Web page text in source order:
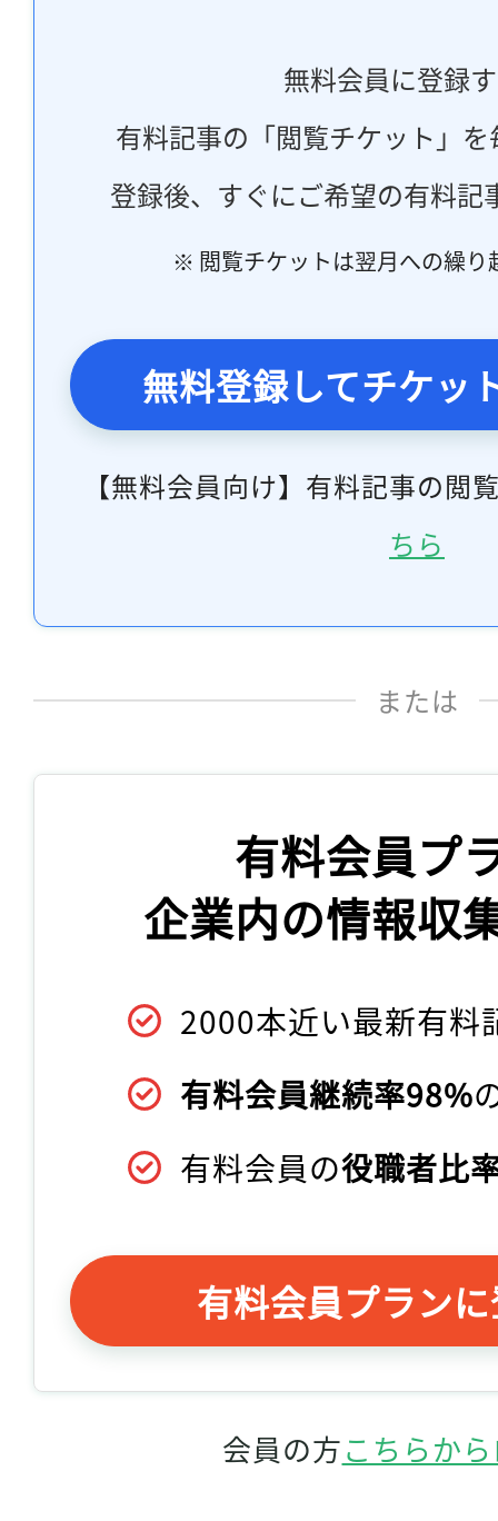
無料会員に登録
有料記事の「閲覧チケット」
登録後、すぐにご希望の有料記
※ 閲覧チケットは翌月への繰り
無料登録してチケッ
【無料会員向け】有料記事の閲
ちら
または
有料会員プ
企業内の情報収
2000本近い最新有料
有料会員継続率98%
有料会員の役職者比
有料会員プラン
会員の方こちらか